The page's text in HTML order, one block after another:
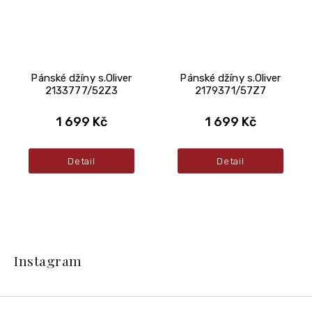
Pánské džíny s.Oliver
2133777/52Z3
1 699 Kč
Detail
Pánské džíny s.Oliver
2179371/57Z7
1 699 Kč
Detail
t
Instagram